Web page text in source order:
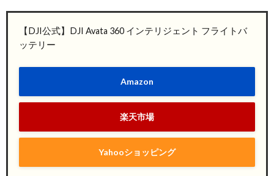
【DJI公式】DJI Avata 360 インテリジェント フライトバ
ッテリー
Amazon
楽天市場
Yahooショッピング